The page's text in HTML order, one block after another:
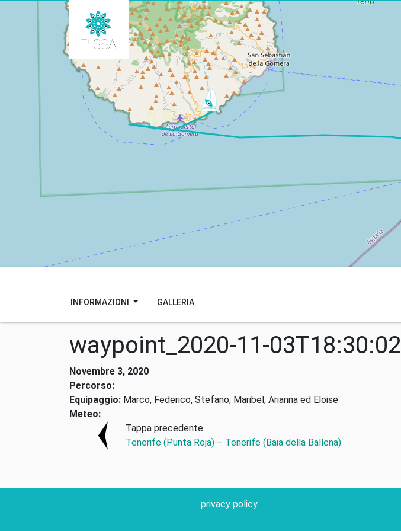
INFORMAZIONI GALLERIA
waypoint_2020-11-03T18:30:02
Novembre 3, 2020
Percorso:
Equipaggio: Marco, Federico, Stefano, Maribel, Arianna ed Eloise
Meteo:
Tappa precedente
Tenerife (Punta Roja) – Tenerife (Baia della Ballena)
privacy policy